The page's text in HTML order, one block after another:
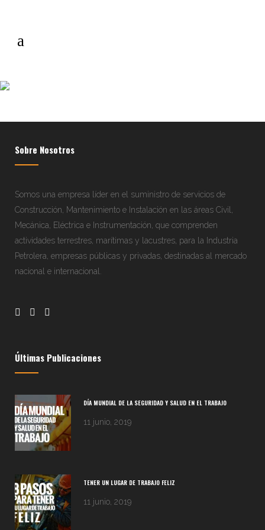
Sobre Nosotros
Somos una empresa líder en el suministro de servicios de
Construcción, Mantenimiento e Instalación en las áreas Civil,
Mecánica, Eléctrica e Instrumentación, que comprenden
actividades terrestres, marítimas y lacustres, para la Industria
Petrolera, empresas públicas y privadas, destinadas al mercado
nacional e internacional.
Últimas Publicaciones
DÍA MUNDIAL DE LA SEGURIDAD Y SALUD EN EL TRABAJO
11 junio, 2019
TENER UN LUGAR DE TRABAJO FELIZ
11 junio, 2019